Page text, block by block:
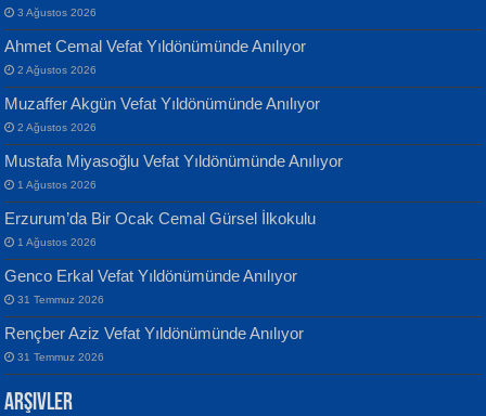
ATİLLA ÖZEN
Sultan Olmadan Önce Eyüp...
EKREM KARABABA
Banu Sancak
Defterimden İçeri...
İsmail Aydos
İnkisar...
3 Ağustos 2026
Ahmet Cemal Vefat Yıldönümünde Anılıyor
2 Ağustos 2026
Muzaffer Akgün Vefat Yıldönümünde Anılıyor
2 Ağustos 2026
Mustafa Miyasoğlu Vefat Yıldönümünde Anılıyor
1 Ağustos 2026
Erzurum’da Bir Ocak Cemal Gürsel İlkokulu
1 Ağustos 2026
Genco Erkal Vefat Yıldönümünde Anılıyor
31 Temmuz 2026
Rençber Aziz Vefat Yıldönümünde Anılıyor
31 Temmuz 2026
Arşivler